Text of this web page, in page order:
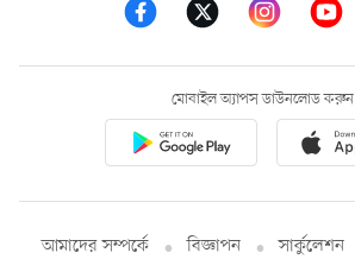
মোবাইল অ্যাপস ডাউনলোড করুন
আমাদের সম্পর্কে বিজ্ঞাপন সার্কুলেশন